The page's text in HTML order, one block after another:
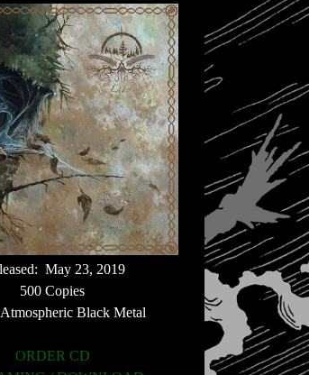
May 23, 2019
500 Copies
Black Metal
ORDER CD